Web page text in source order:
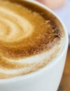
考 ビジュアリ
い 方法
職 コツ
集客法 ノウ
ス 年収